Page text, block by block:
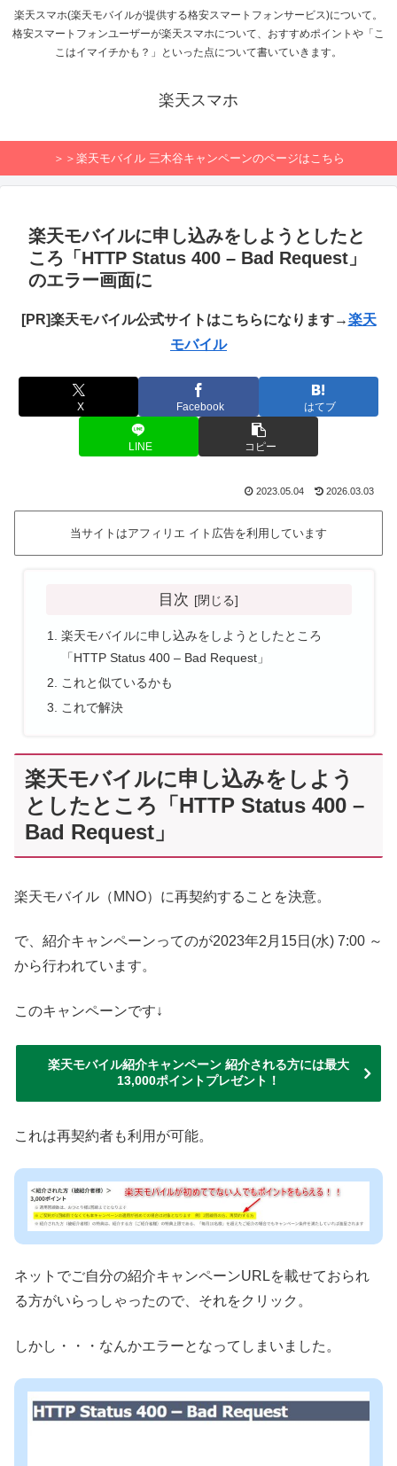
楽天スマホ(楽天モバイルが提供する格安スマートフォンサービス)について。
格安スマートフォンユーザーが楽天スマホについて、おすすめポイントや「こ
こはイマイチかも？」といった点について書いていきます。
楽天スマホ
＞＞楽天モバイル 三木谷キャンペーンのページはこちら
楽天モバイルに申し込みをしようとしたと
ころ「HTTP Status 400 – Bad Request」
のエラー画面に
[PR]楽天モバイル公式サイトはこちらになります→楽天
モバイル
X Facebook はてブ
LINE コピー
2023.05.04 2026.03.03
当サイトはアフィリエ イト広告を利用しています
目次
楽天モバイルに申し込みをしようとしたところ
「HTTP Status 400 – Bad Request」
これと似ているかも
これで解決
楽天モバイルに申し込みをしよう
としたところ「HTTP Status 400 –
Bad Request」
楽天モバイル（MNO）に再契約することを決意。
で、紹介キャンペーンってのが2023年2月15日(水) 7:00 ～
から行われています。
このキャンペーンです↓
楽天モバイル紹介キャンペーン 紹介される方には最大
13,000ポイントプレゼント！
これは再契約者も利用が可能。
ネットでご自分の紹介キャンペーンURLを載せておられ
る方がいらっしゃったので、それをクリック。
しかし・・・なんかエラーとなってしまいました。